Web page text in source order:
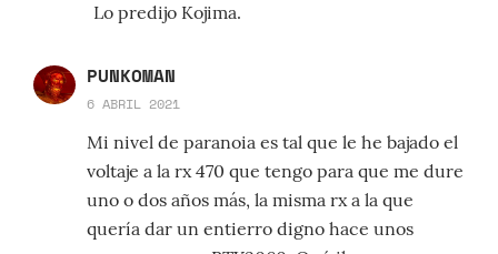
Lo predijo Kojima.
PUNKOMAN
6 ABRIL 2021
Mi nivel de paranoia es tal que le he bajado el
voltaje a la rx 470 que tengo para que me dure
uno o dos años más, la misma rx a la que
quería dar un entierro digno hace unos